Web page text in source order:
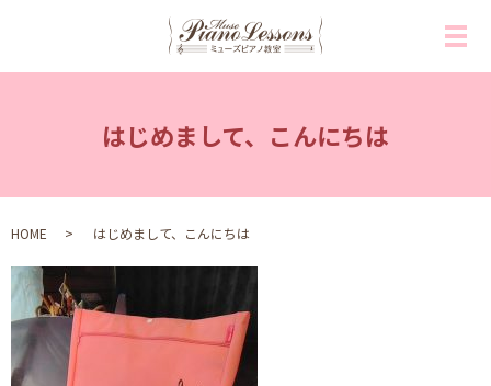
メ
はじめまして、こんにちは
HOME はじめまして、こんにちは